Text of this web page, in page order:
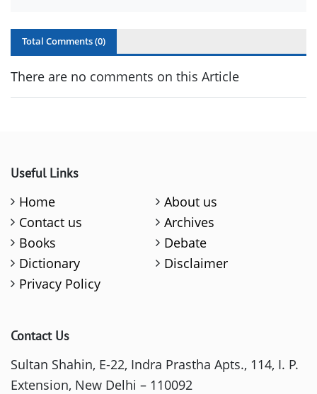
Total Comments (0)
There are no comments on this Article
Useful Links
Home
About us
Contact us
Archives
Books
Debate
Dictionary
Disclaimer
Privacy Policy
Contact Us
Sultan Shahin, E-22, Indra Prastha Apts., 114, I. P.
Extension, New Delhi – 110092